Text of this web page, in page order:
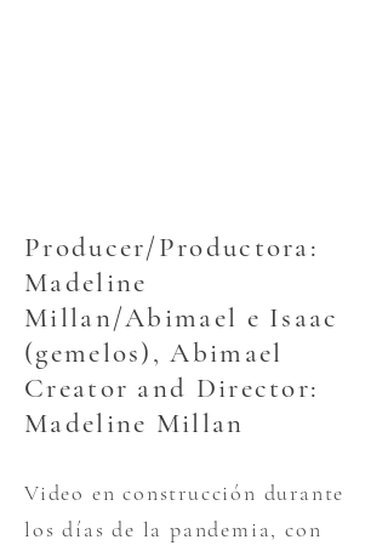
Producer/Productora:
Madeline
Millan/Abimael e Isaac
(gemelos), Abimael
Creator and Director:
Madeline Millan
Video en construcción durante
los días de la pandemia, con